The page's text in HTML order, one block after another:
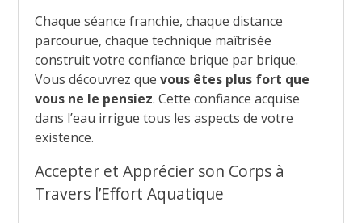
Chaque séance franchie, chaque distance
parcourue, chaque technique maîtrisée
construit votre confiance brique par brique.
Vous découvrez quevous êtes plus fort que
vous ne le pensiez. Cette confiance acquise
dans l’eau irrigue tous les aspects de votre
existence.
Accepter et Apprécier son Corps à
Travers l’Effort Aquatique